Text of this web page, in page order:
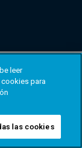
leer
cookies para
las cookies